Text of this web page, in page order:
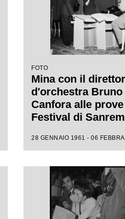
FOTO
Mina con il
d'orchestra Bruno
Canfora alle
Festival di
28 GENNAIO 1961 - 06